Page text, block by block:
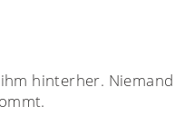
hinterher.